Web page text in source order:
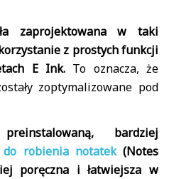
zaprojektowana w taki
z prostych funkcji
E Ink.To oznacza, że
zoptymalizowane pod
bardziej
do robienia notatek(Notes
poręczna i łatwiejsza w